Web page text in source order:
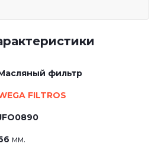
фильтр
FILTROS
мм.